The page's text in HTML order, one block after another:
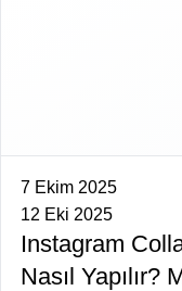
7 Ekim 2025
12 Eki 2025
Instagram
Nasıl Yapılır?